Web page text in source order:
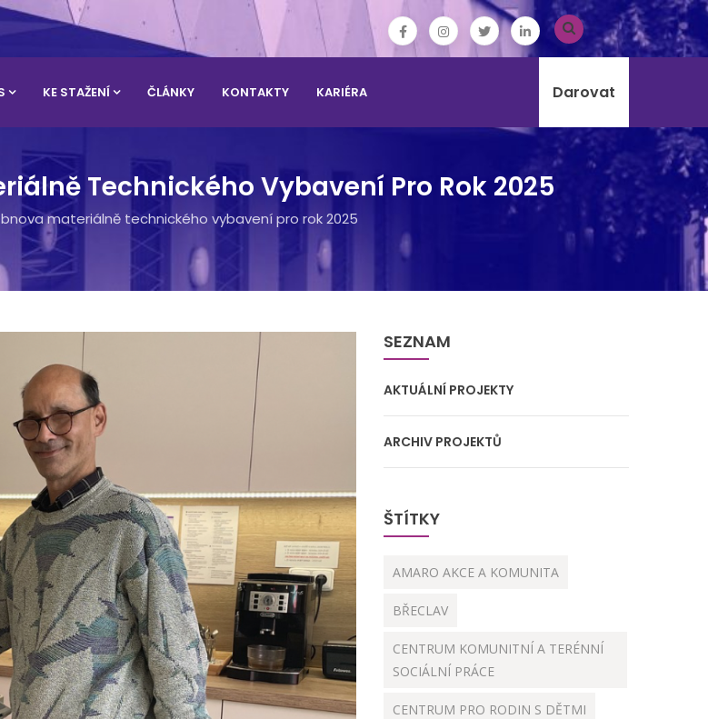
KE STAŽENÍ ČLÁNKY KONTAKTY KARIÉRA Darovat
Technického Vybavení Pro Rok 2025
materiálně technického vybavení pro rok 2025
SEZNAM
AKTUÁLNÍ PROJEKTY
ARCHIV PROJEKTŮ
ŠTÍTKY
AMARO AKCE A KOMUNITA
BŘECLAV
CENTRUM KOMUNITNÍ A TERÉNNÍ
SOCIÁLNÍ PRÁCE
CENTRUM PRO RODIN S DĚTMI